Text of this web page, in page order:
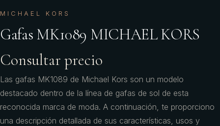
MICHAEL KORS
Gafas MK1089 MICHAEL KORS
Consultar precio
Las gafas MK1089 de Michael Kors son un modelo
destacado dentro de la línea de gafas de sol de esta
reconocida marca de moda. A continuación, te proporciono
una descripción detallada de sus características, usos y